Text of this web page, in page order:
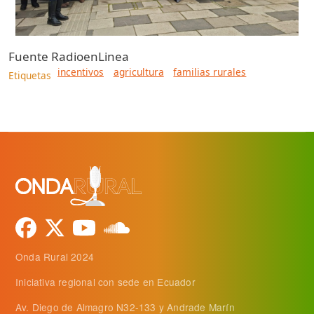
Fuente RadioenLinea
Etiquetas incentivos agricultura familias rurales
Onda Rural 2024
Iniciativa regional con sede en Ecuador
Av. Diego de Almagro N32-133 y Andrade Marín